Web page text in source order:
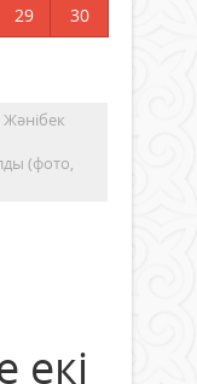
29
30
Жәнібек
(фото,
екі